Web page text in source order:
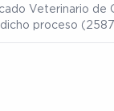
Veterinario
proceso